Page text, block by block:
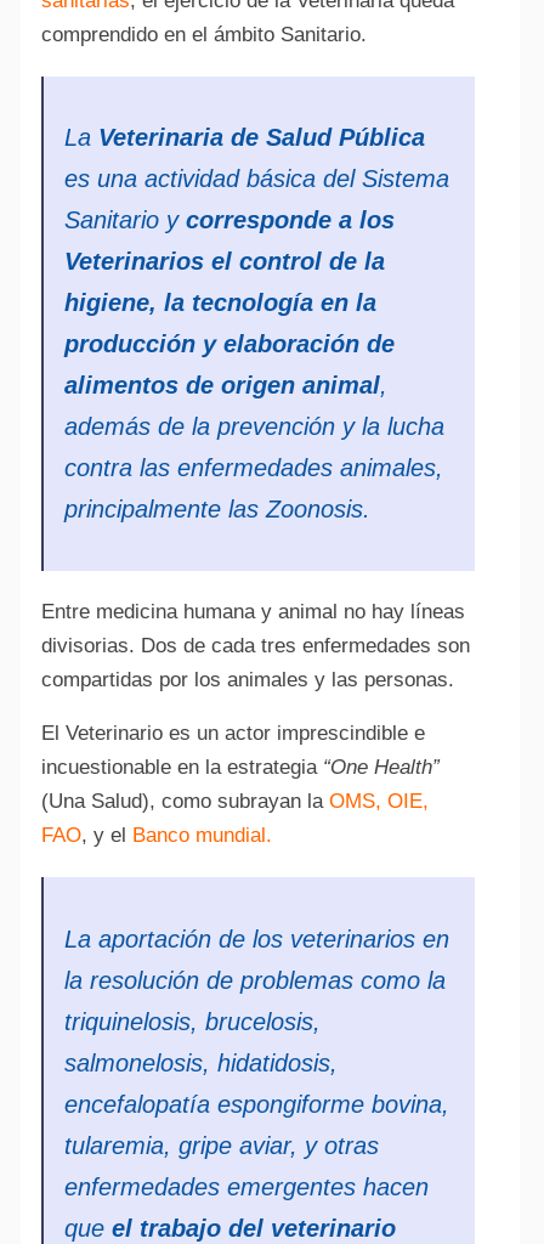
comprendido en el ámbito Sanitario.
La Veterinaria de Salud Pública
es una actividad básica del Sistema
Sanitario ycorresponde a los
Veterinarios el control de la
higiene, la tecnología en la
producción y elaboración de
alimentos de origen animal,
además de la prevención y la lucha
contra las enfermedades animales,
principalmente las Zoonosis.
Entre medicina humana y animal no hay líneas
divisorias. Dos de cada tres enfermedades son
compartidas por los animales y las personas.
El Veterinario es un actor imprescindible e
incuestionable en la estrategia “One Health”
(Una Salud), como subrayan la OMS, OIE,
FAO, y el Banco mundial.
La aportación de los veterinarios en
la resolución de problemas como la
triquinelosis, brucelosis,
salmonelosis, hidatidosis,
encefalopatía espongiforme bovina,
tularemia, gripe aviar, y otras
enfermedades emergentes hacen
queel trabajo del veterinario